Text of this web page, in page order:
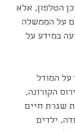
הטלפון, אלא
על הממשלה
במידע על
על המודל
הקורונה,
שגרת חיים
ילדים